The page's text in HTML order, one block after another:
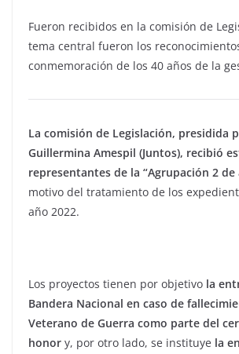
Fueron recibidos en la comisión de
tema central fueron los
conmemoración de los 40 años de la
La comisión de Legislación, presidida
Guillermina Amespil (Juntos), recibió
representantes de la “Agrupación 2 de
motivo del tratamiento de los
año 2022.
Los proyectos tienen por objetivo la
Bandera Nacional en caso de
Veterano de Guerra como parte del
honor y, por otro lado, se instituye la